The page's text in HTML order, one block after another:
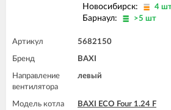
Новосибирск: 4
Барнаул: >5 шт
Артикул 5682150
Бренд BAXI
Направление
вентилятора
левый
Модель котла
BAXI ECO Four 1.24 F